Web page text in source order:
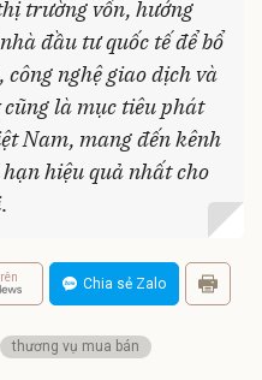
trường vốn, hướng
đầu tư quốc tế để bổ
nghệ giao dịch và
là mục tiêu phát
Nam, mang đến kênh
hiệu quả nhất cho
.
Chia sẻ Zalo
thương vụ mua bán